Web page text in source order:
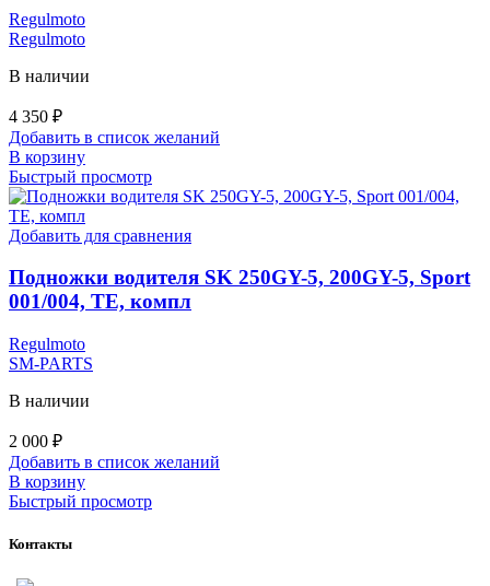
Regulmoto
Regulmoto
В наличии
4 350 ₽
Добавить в список желаний
В корзину
Быстрый просмотр
Добавить для сравнения
Подножки водителя SK 250GY-5, 200GY-5, Sport
001/004, TE, компл
Regulmoto
SM-PARTS
В наличии
2 000 ₽
Добавить в список желаний
В корзину
Быстрый просмотр
Контакты